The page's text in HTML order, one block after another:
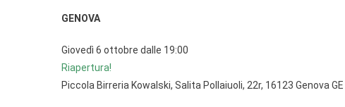
GENOVA
Giovedì 6 ottobre dalle 19:00
Riapertura!
Piccola Birreria Kowalski, Salita Pollaiuoli, 22r, 16123 Genova GE